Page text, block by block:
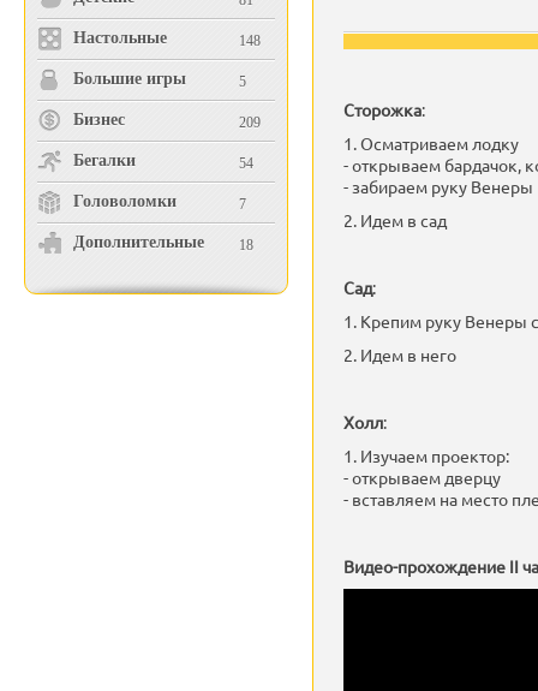
Настольные 148
Большие игры 5
Бизнес 209
Бегалки 54
Головоломки 7
Дополнительные 18
Сторожка:
1. Осматриваем лодку
- открываем бардачок,
- забираем руку Венеры
2. Идем в сад
Сад:
1. Крепим руку Венеры
2. Идем в него
Холл:
1. Изучаем проектор:
- открываем дверцу
- вставляем на место
Видео-прохождение II